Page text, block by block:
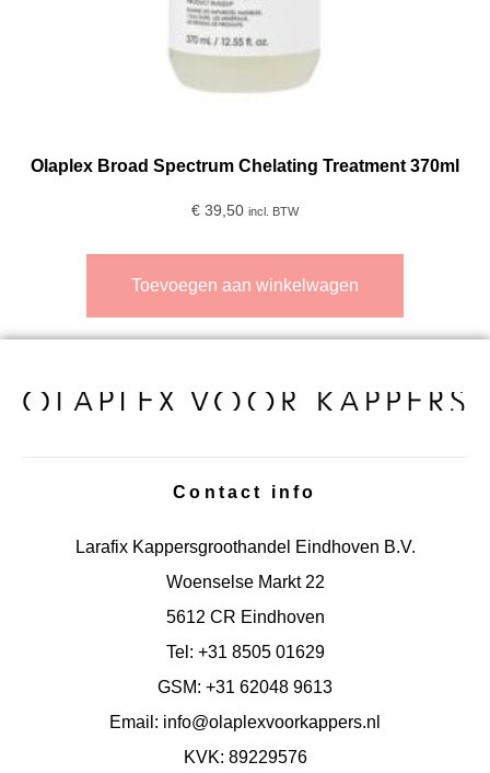
Olaplex Broad Spectrum Chelating Treatment 370ml
€ 39,50 incl. BTW
Toevoegen aan winkelwagen
Contact info
Larafix Kappersgroothandel Eindhoven B.V.
Woenselse Markt 22
5612 CR Eindhoven
Tel: +31 8505 01629
GSM: +31 62048 9613
Email: info@olaplexvoorkappers.nl
KVK: 89229576